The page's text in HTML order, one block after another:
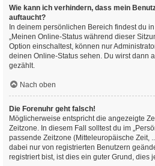
Wie kann ich verhindern, dass mein
auftaucht?
In deinem persönlichen Bereich findest du
„Meinen Online-Status während dieser
Option einschaltest, können nur
deinen Online-Status sehen. Du wirst dann
gezählt.
Nach oben
Die Forenuhr geht falsch!
Möglicherweise entspricht die angezeigte
Zeitzone. In diesem Fall solltest du im
passende Zeitzone (Mitteleuropäische Zeit,
dabei nur von registrierten Benutzern
registriert bist, ist dies ein guter Grund, dies